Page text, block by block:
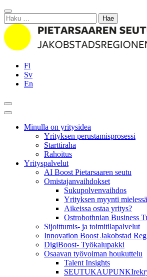
Siirry
sisältöön
Sulje
Haku:
Fi
Sv
En
Hae
Päävalikko
Minulla on yritysidea
Yrityksen perustamisprosessi
Starttiraha
Rahoitus
Yrityspalvelut
AI Boost Pietarsaaren seutu
Omistajanvaihdokset
Sukupolvenvaihdos
Yrityksen myynti
Aikeissa ostaa yritys?
Ostrobothnian Business
Sijoittumis- ja toimitilapalvelut
Innovation Boost Jakobstad
DigiBoost- Työkalupakki
Osaavan työvoiman houkuttelu
Talent Insights